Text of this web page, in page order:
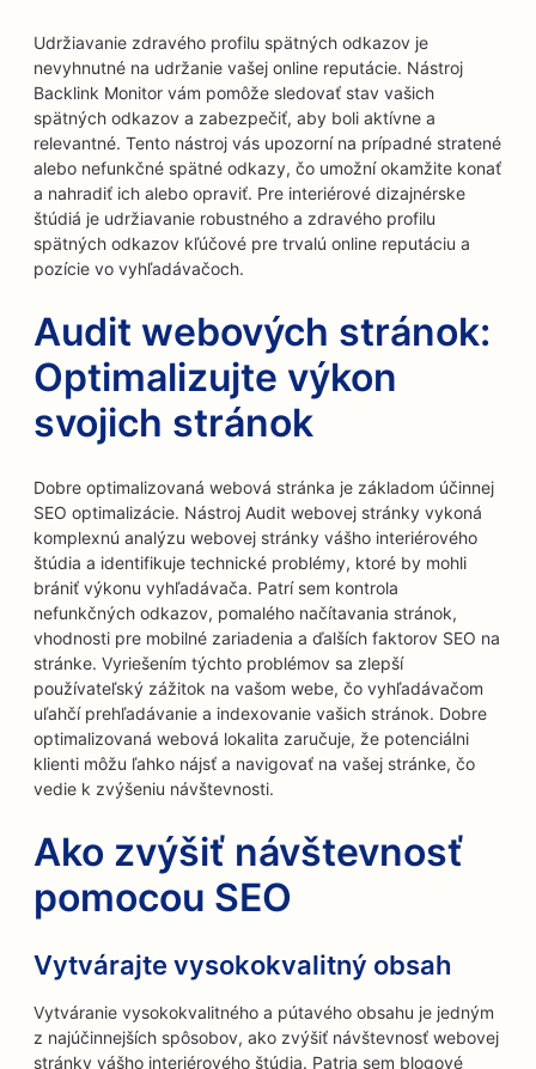
Udržiavanie zdravého profilu spätných odkazov je
nevyhnutné na udržanie vašej online reputácie. Nástroj
Backlink Monitor vám pomôže sledovať stav vašich
spätných odkazov a zabezpečiť, aby boli aktívne a
relevantné. Tento nástroj vás upozorní na prípadné stratené
alebo nefunkčné spätné odkazy, čo umožní okamžite konať
a nahradiť ich alebo opraviť. Pre interiérové dizajnérske
štúdiá je udržiavanie robustného a zdravého profilu
spätných odkazov kľúčové pre trvalú online reputáciu a
pozície vo vyhľadávačoch.
Audit webových stránok:
Optimalizujte výkon
svojich stránok
Dobre optimalizovaná webová stránka je základom účinnej
SEO optimalizácie. Nástroj Audit webovej stránky vykoná
komplexnú analýzu webovej stránky vášho interiérového
štúdia a identifikuje technické problémy, ktoré by mohli
brániť výkonu vyhľadávača. Patrí sem kontrola
nefunkčných odkazov, pomalého načítavania stránok,
vhodnosti pre mobilné zariadenia a ďalších faktorov SEO na
stránke. Vyriešením týchto problémov sa zlepší
používateľský zážitok na vašom webe, čo vyhľadávačom
uľahčí prehľadávanie a indexovanie vašich stránok. Dobre
optimalizovaná webová lokalita zaručuje, že potenciálni
klienti môžu ľahko nájsť a navigovať na vašej stránke, čo
vedie k zvýšeniu návštevnosti.
Ako zvýšiť návštevnosť
pomocou SEO
Vytvárajte vysokokvalitný obsah
Vytváranie vysokokvalitného a pútavého obsahu je jedným
z najúčinnejších spôsobov, ako zvýšiť návštevnosť webovej
stránky vášho interiérového štúdia. Patria sem blogové